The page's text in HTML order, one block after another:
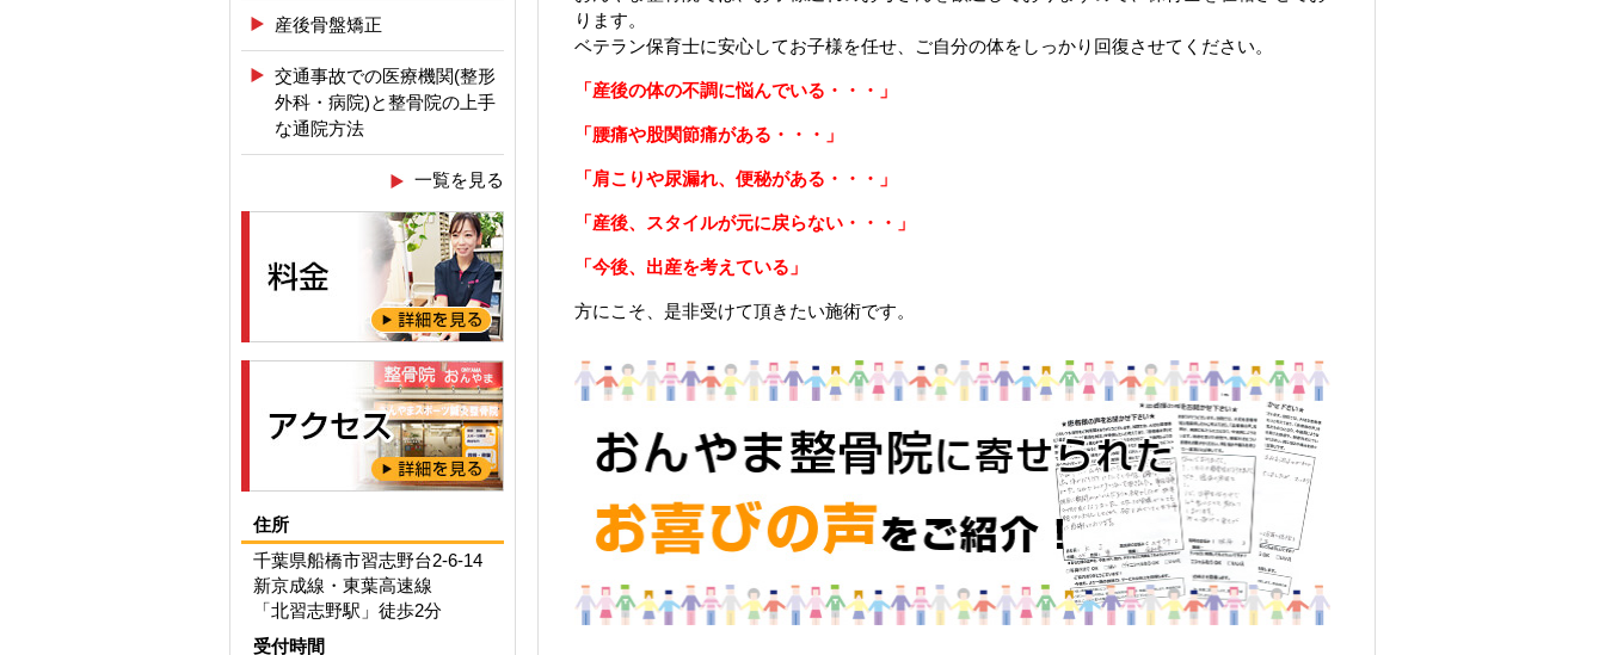
ります。
ベテラン保育士に安心してお子様を任せ、ご自分の体をしっかり回復させてください。
「産後の体の不調に悩んでいる・・・」
「腰痛や股関節痛がある・・・」
「肩こりや尿漏れ、便秘がある・・・」
「産後、スタイルが元に戻らない・・・」
「今後、出産を考えている」
方にこそ、是非受けて頂きたい施術です。
産後骨盤矯正
交通事故での医療機関(整形
外科・病院)と整骨院の上手
な通院方法
一覧を見る
住所
千葉県船橋市習志野台2-6-14
新京成線・東葉高速線
「北習志野駅」徒歩2分
受付時間